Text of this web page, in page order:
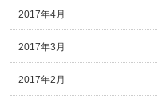
2017年4月
2017年3月
2017年2月